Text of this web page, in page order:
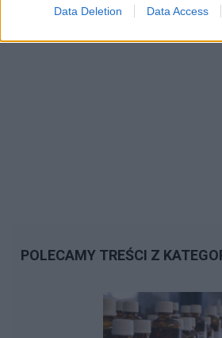
Data Deletion Data Access
POLECAMY TREŚCI Z